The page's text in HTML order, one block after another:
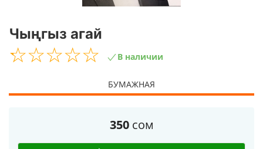
Чыңгыз агай
☆☆☆☆☆
★★★★★ В наличии
БУМАЖНАЯ
350 сом